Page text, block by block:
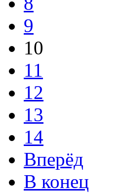
9
10
11
12
13
14
Вперёд
В конец